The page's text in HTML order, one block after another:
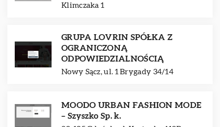
Klimczaka 1
GRUPA LOVRIN SPÓŁKA Z
OGRANICZONĄ
ODPOWIEDZIALNOŚCIĄ
Nowy Sącz, ul. 1 Brygady 34/14
MOODO URBAN FASHION MODE
– Szyszko Sp. k.